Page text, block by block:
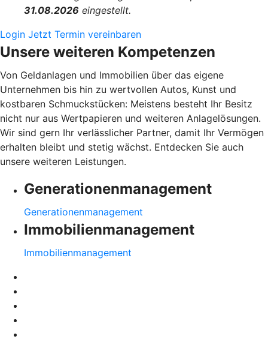
31.08.2026 eingestellt.
Login Jetzt Termin vereinbaren
Unsere weiteren Kompetenzen
Von Geldanlagen und Immobilien über das eigene
Unternehmen bis hin zu wertvollen Autos, Kunst und
kostbaren Schmuckstücken: Meistens besteht Ihr Besitz
nicht nur aus Wertpapieren und weiteren Anlagelösungen.
Wir sind gern Ihr verlässlicher Partner, damit Ihr Vermögen
erhalten bleibt und stetig wächst. Entdecken Sie auch
unsere weiteren Leistungen.
Generationenmanagement
Generationenmanagement
Immobilienmanagement
Immobilienmanagement